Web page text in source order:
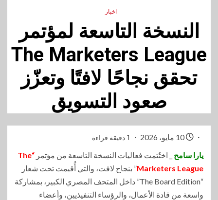
اخبار
النسخة التاسعة لمؤتمر
The Marketers League
تحقق نجاحًا لافتًا وتعزّز
صعود التسويق
1 دقيقة قراءة
يارا سامح _ اختُتمت فعاليات النسخة التاسعة من مؤتمر
“The
Marketers League” بنجاح لافت، والتي أُقيمت تحت شعار
“The Board Edition” داخل المتحف المصري الكبير، بمشاركة
واسعة من قادة الأعمال، والرؤساء التنفيذيين، وأعضاء